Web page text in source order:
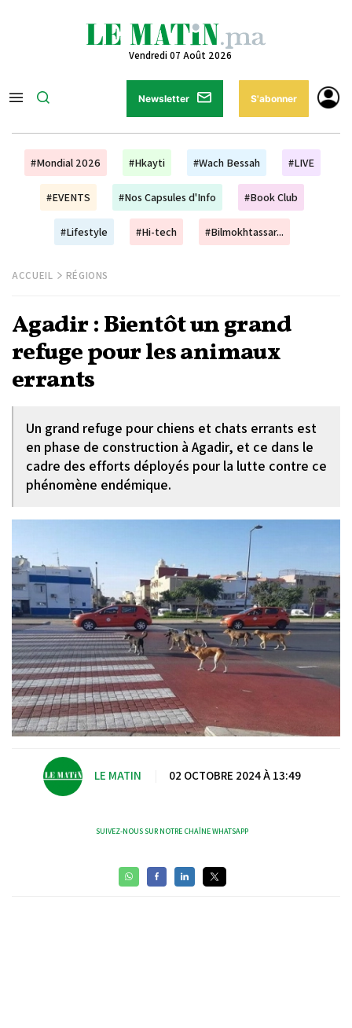
Vendredi 07 Août 2026
Newsletter S'abonner
#Mondial 2026 #Hkayti #Wach Bessah #LIVE
#EVENTS #Nos Capsules d'Info #Book Club
#Lifestyle #Hi-tech #Bilmokhtassar...
ACCUEIL RÉGIONS
Agadir : Bientôt un grand
refuge pour les animaux
errants
Un grand refuge pour chiens et chats errants est
en phase de construction à Agadir, et ce dans le
cadre des efforts déployés pour la lutte contre ce
phénomène endémique.
LE MATIN 02 OCTOBRE 2024 À 13:49
SUIVEZ-NOUS SUR NOTRE CHAÎNE WHATSAPP